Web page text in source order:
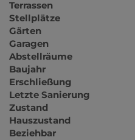
Terrassen
Stellplätze
Gärten
Garagen
Abstellräume
Baujahr
Erschließung
Letzte Sanierung
Zustand
Hauszustand
Beziehbar